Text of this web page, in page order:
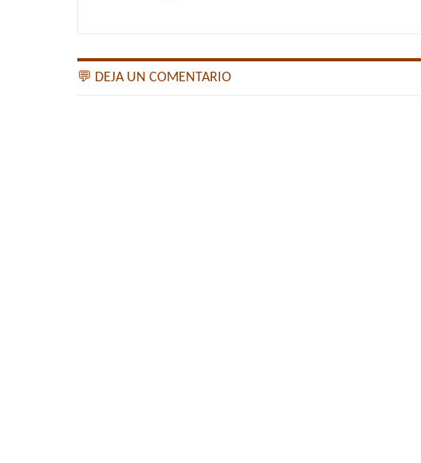
💬 DEJA UN COMENTARIO